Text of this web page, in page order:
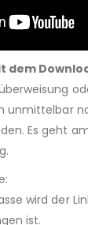
dem
unmittelbar
Es geht
wird der
ist.